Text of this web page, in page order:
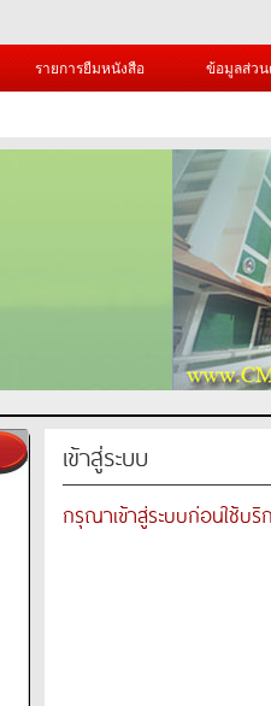
รายการยืมหนังสือ ข้อมูลส่ว
เข้าสู่ระบบ
กรุณาเข้าสู่ระบบก่อนใช้บริ